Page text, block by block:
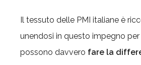
Il tessuto delle PMI italiane è
unendosi in questo impegno
possono davvero fare la